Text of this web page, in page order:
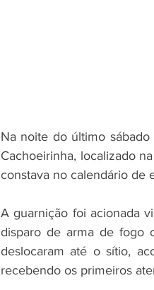
Na noite do último sábado
Cachoeirinha, localizado
constava no calendário de
A guarnição foi acionada
disparo de arma de fogo
deslocaram até o sítio,
recebendo os primeiros